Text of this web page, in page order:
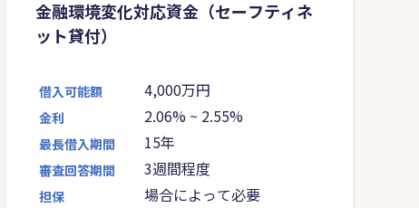
金融環境変化対応資金（セーフティネ
ット貸付）
借入可能額 4,000万円
金利 2.06% ~ 2.55%
最長借入期間 15年
審査回答期間 3週間程度
担保 場合によって必要